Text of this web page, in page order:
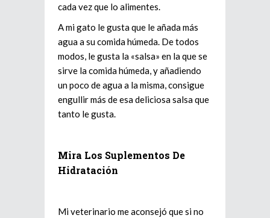
cada vez que lo alimentes.
A mi gato le gusta que le añada más
agua a su comida húmeda. De todos
modos, le gusta la «salsa» en la que se
sirve la comida húmeda, y añadiendo
un poco de agua a la misma, consigue
engullir más de esa deliciosa salsa que
tanto le gusta.
Mira Los Suplementos De
Hidratación
Mi veterinario me aconsejó que si no